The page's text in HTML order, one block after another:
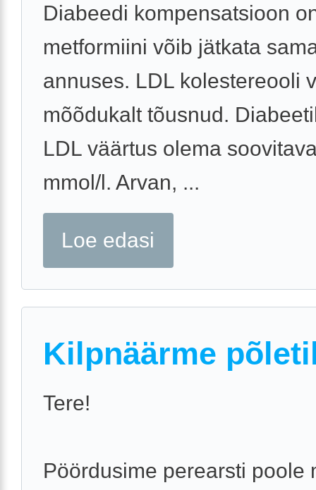
Diabeedi kompensatsioon
metformiini võib jätkata
annuses. LDL kolestereooli
mõõdukalt tõusnud.
LDL väärtus olema
mmol/l. Arvan, ...
Loe edasi
Kilpnäärme
Tere!
Pöördusime perearsti poole